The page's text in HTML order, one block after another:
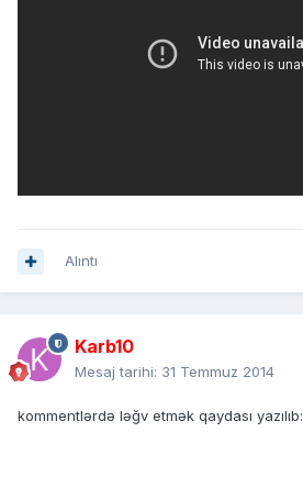
Alıntı
Karb10
Mesaj tarihi: 31 Temmuz 2014
kommentlərdə ləğv etmək qaydası yazılıb: